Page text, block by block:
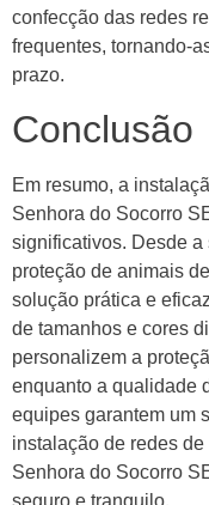
confecção das redes
frequentes, tornando-
prazo.
Conclusão
Em resumo, a
Senhora do Socorro
significativos. Desde a
proteção de animais
solução prática e
de tamanhos e cores
personalizem a
enquanto a qualidade
equipes garantem um
instalação de redes
Senhora do Socorro
seguro e tranquilo.